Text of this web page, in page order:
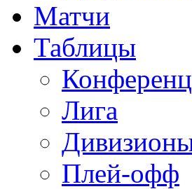
Матчи
Таблицы
Лига
Плей-офф